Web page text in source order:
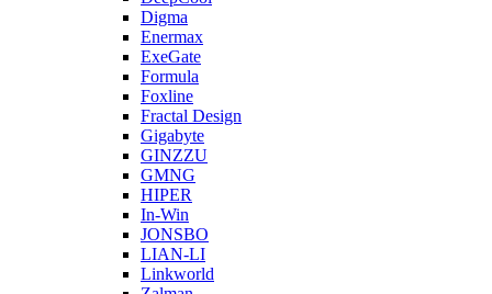
Digma
Enermax
ExeGate
Formula
Foxline
Fractal Design
Gigabyte
GINZZU
GMNG
HIPER
In-Win
JONSBO
LIAN-LI
Linkworld